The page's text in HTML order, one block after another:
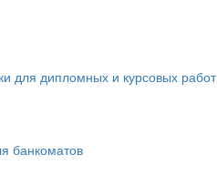
для дипломных и курсовых работ
банкоматов